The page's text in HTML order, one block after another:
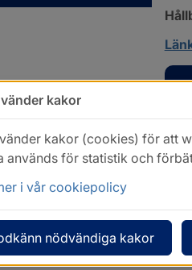
kakor
kakor (cookies) för att
används för statistik och
i vår cookiepolicy
nödvändiga kakor